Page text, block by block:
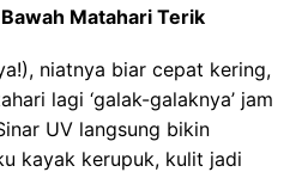
Matahari Terik
niatnya biar cepat kering,
lagi ‘galak-galaknya’ jam
UV langsung bikin
kayak kerupuk, kulit jadi